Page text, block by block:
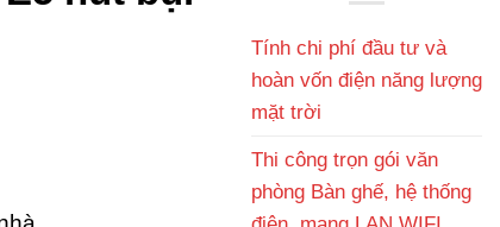
Tính chi phí đầu tư và
hoàn vốn điện năng lượng
mặt trời
Thi công trọn gói văn
phòng Bàn ghế, hệ thống